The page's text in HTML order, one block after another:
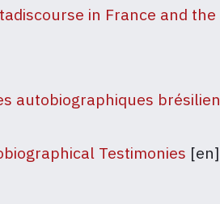
in France and the
autobiographiques
Testimonies [en]